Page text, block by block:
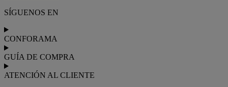
SÍGUENOS EN
CONFORAMA
GUÍA DE COMPRA
ATENCIÓN AL CLIENTE